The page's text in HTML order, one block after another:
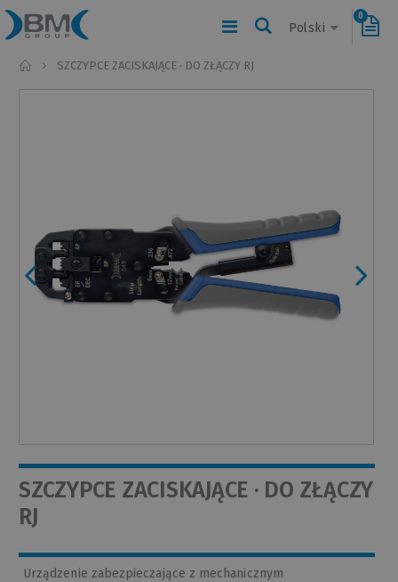
Polski
0
Home
SZCZYPCE ZACISKAJĄCE · DO ZŁĄCZY RJ
SZCZYPCE ZACISKAJĄCE · DO ZŁĄCZY
RJ
Urządzenie zabezpieczające z mechanicznym